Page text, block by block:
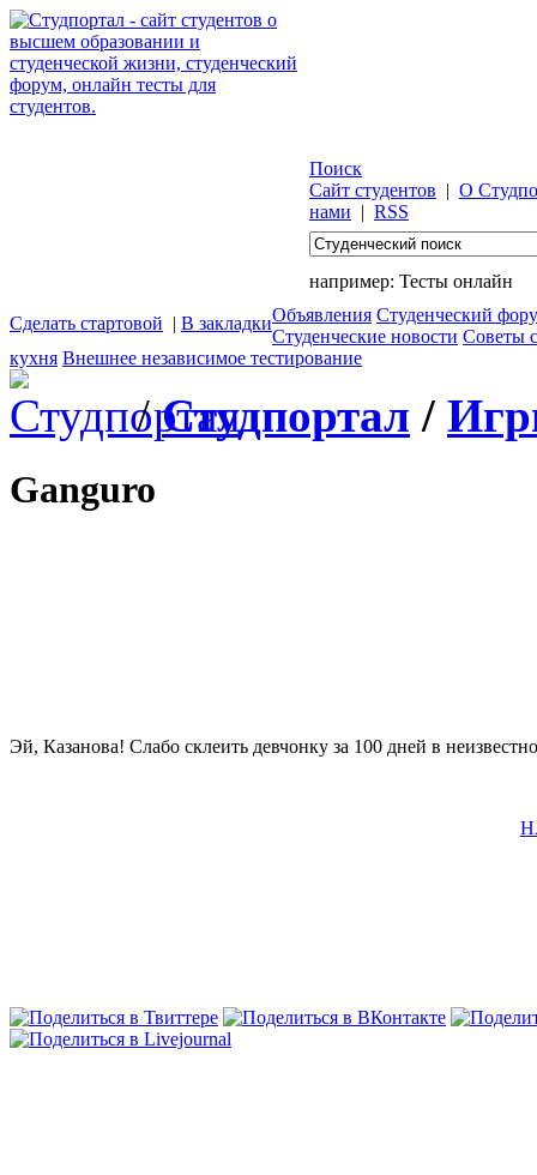
Поиск
Сайт студентов | О
нами | RSS
например: Тесты онлайн
Сделать стартовой | В закладкиОбъявления Студенческий
Студенческие новости Советы
кухня Внешнее независимое тестирование
/Студпортал /
Ganguro
Эй, Казанова! Слабо склеить девчонку за 100 дней в